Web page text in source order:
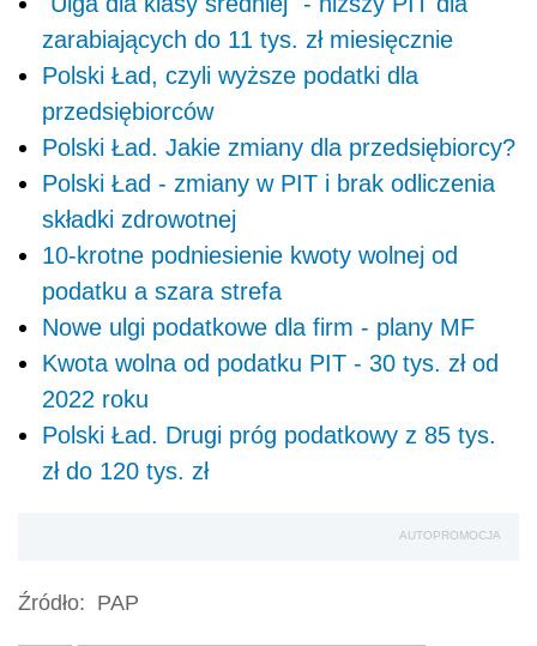
zarabiających do 11 tys. zł miesięcznie
Polski Ład, czyli wyższe podatki dla
przedsiębiorców
Polski Ład. Jakie zmiany dla przedsiębiorcy?
Polski Ład - zmiany w PIT i brak odliczenia
składki zdrowotnej
10-krotne podniesienie kwoty wolnej od
podatku a szara strefa
Nowe ulgi podatkowe dla firm - plany MF
Kwota wolna od podatku PIT - 30 tys. zł od
2022 roku
Polski Ład. Drugi próg podatkowy z 85 tys.
zł do 120 tys. zł
AUTOPROMOCJA
Źródło: PAP